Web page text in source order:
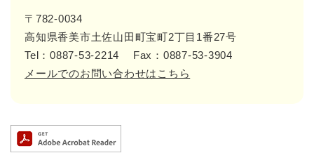
〒782-0034
高知県香美市土佐山田町宝町2丁目1番27号
Tel：0887-53-2214
Fax：0887-53-3904
メールでのお問い合わせはこちら